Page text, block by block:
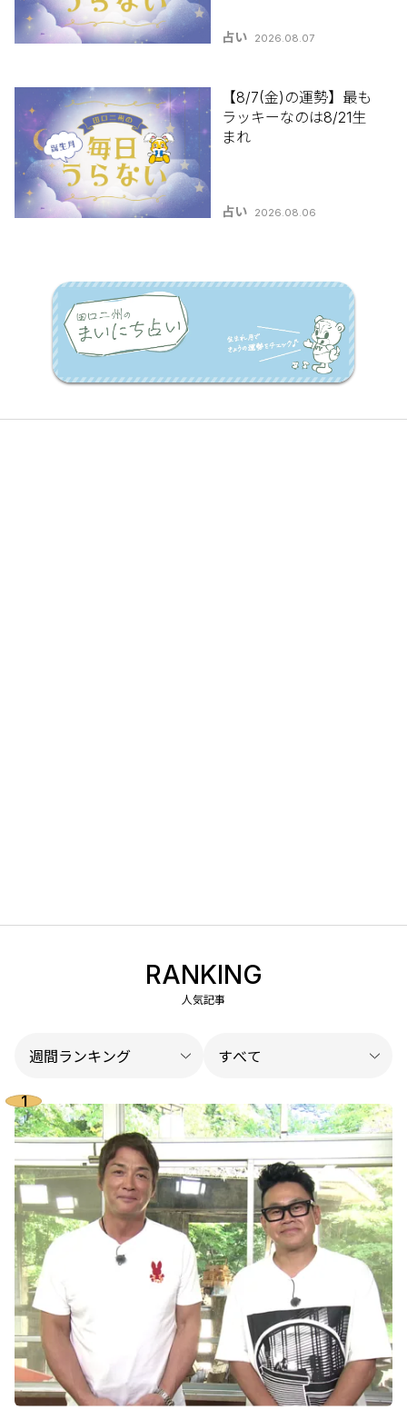
占い 2026.08.07
【8/7(金)の運勢】最も
ラッキーなのは8/21生
まれ
占い 2026.08.06
RANKING
人気記事